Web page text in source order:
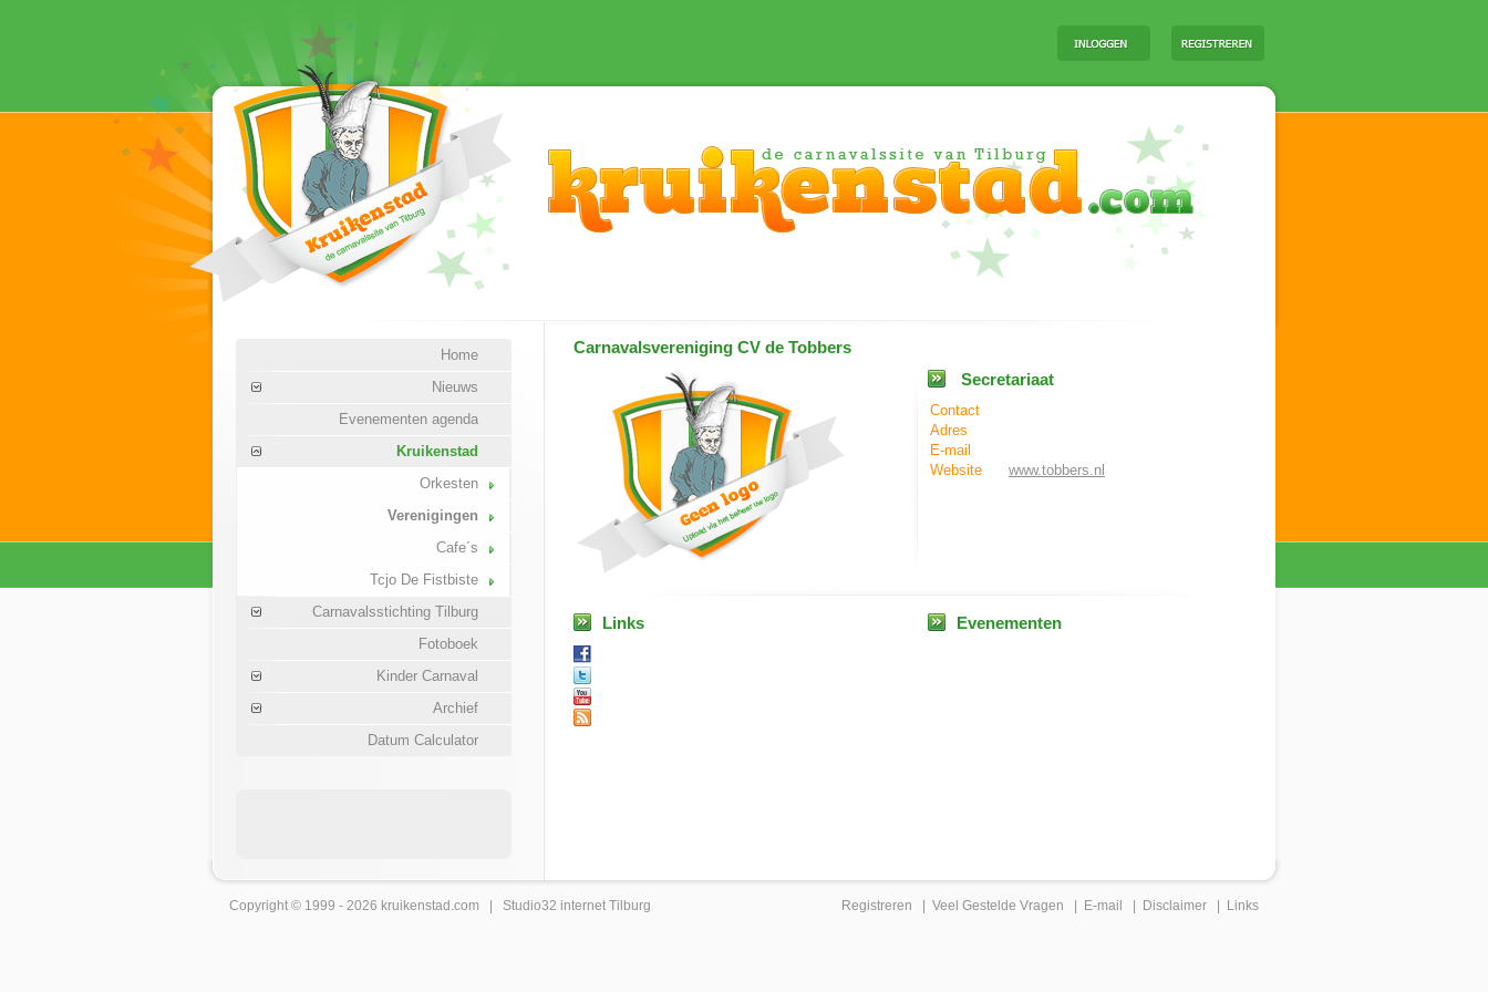
Home
Nieuws
Evenementen agenda
Kruikenstad
Orkesten
Verenigingen
Cafe´s
Tcjo De Fistbiste
Carnavalsstichting Tilburg
Fotoboek
Kinder Carnaval
Archief
Datum Calculator
Carnavalsvereniging CV de Tobbers
Secretariaat
Contact
Adres
E-mail
Website
www.tobbers.nl
Links Evenementen
Copyright © 1999 - 2026 kruikenstad .com | Studio32 internet Tilburg Registreren Veel Gestelde Vragen E-mail Disclaimer Links